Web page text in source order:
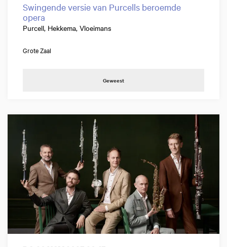
Swingende versie van Purcells beroemde
opera
Purcell, Hekkema, Vloeimans
Grote Zaal
Geweest